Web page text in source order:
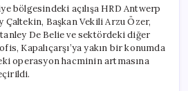
bölgesindeki açılışa HRD Antwerp
Çaltekin, Başkan Vekili Arzu Özer,
De Belie ve sektördeki diğer
Kapalıçarşı’ya yakın bir konumda
operasyon hacminin artmasına